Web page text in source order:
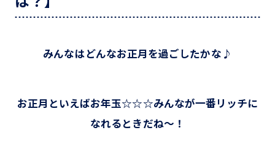
みんなはどんなお正月を過ごしたかな♪
お正月といえばお年玉☆☆☆みんなが一番リッチに
なれるときだね～！